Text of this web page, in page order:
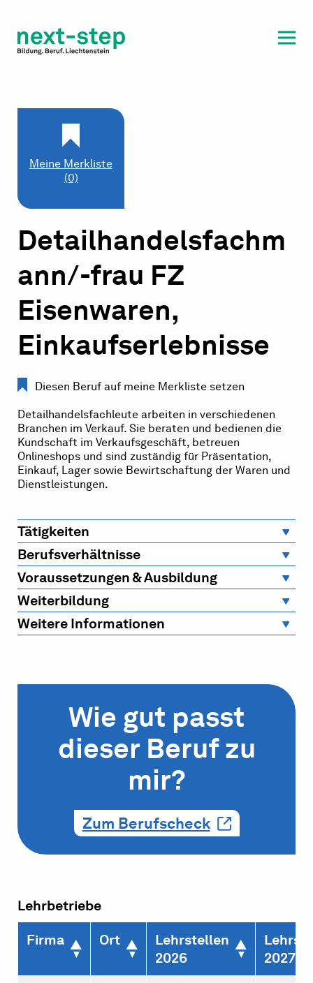
Beratung & Unterstützung
Meine Merkliste
(0)
Detailhandelsfachm
ann/-frau FZ
Eisenwaren,
Einkaufserlebnisse
Diesen Beruf auf meine Merkliste setzen
Detailhandelsfachleute arbeiten in verschiedenen
Branchen im Verkauf. Sie beraten und bedienen die
Kundschaft im Verkaufsgeschäft, betreuen
Onlineshops und sind zuständig für Präsentation,
Einkauf, Lager sowie Bewirtschaftung der Waren und
Dienstleistungen.
Tätigkeiten
Berufsverhältnisse
Voraussetzungen & Ausbildung
Weiterbildung
Weitere Informationen
Wie gut passt
dieser Beruf zu
mir?
Zum Berufscheck
Lehrbetriebe
Firma Ort
Lehrstellen
2026
2027